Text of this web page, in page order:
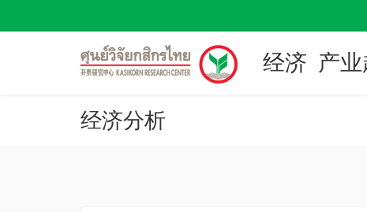
经济 产
经济分析